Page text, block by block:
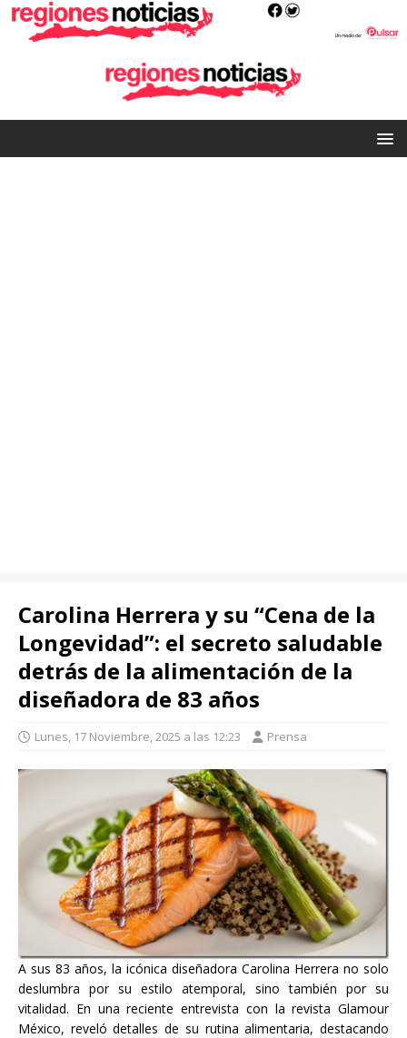
Carolina Herrera y su “Cena de la
Longevidad”: el secreto saludable
detrás de la alimentación de la
diseñadora de 83 años
Lunes, 17 Noviembre, 2025 a las 12:23 Prensa
A sus 83 años, la icónica diseñadora Carolina Herrera no solo
deslumbra por su estilo atemporal, sino también por su
vitalidad. En una reciente entrevista con la revista Glamour
México, reveló detalles de su rutina alimentaria, destacando